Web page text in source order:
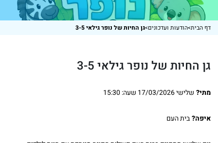
דף הבית>הודעות ועדכונים>גן החיות של נופר גילאי 3-5
גן החיות של נופר גילאי 3-5
מתי? שלישי 17/03/2026 שעה: 15:30
איפה?בית העם